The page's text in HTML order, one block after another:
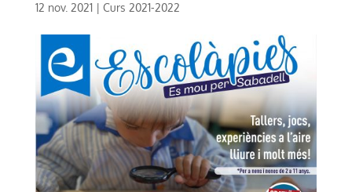
12 nov. 2021| Curs 2021-2022